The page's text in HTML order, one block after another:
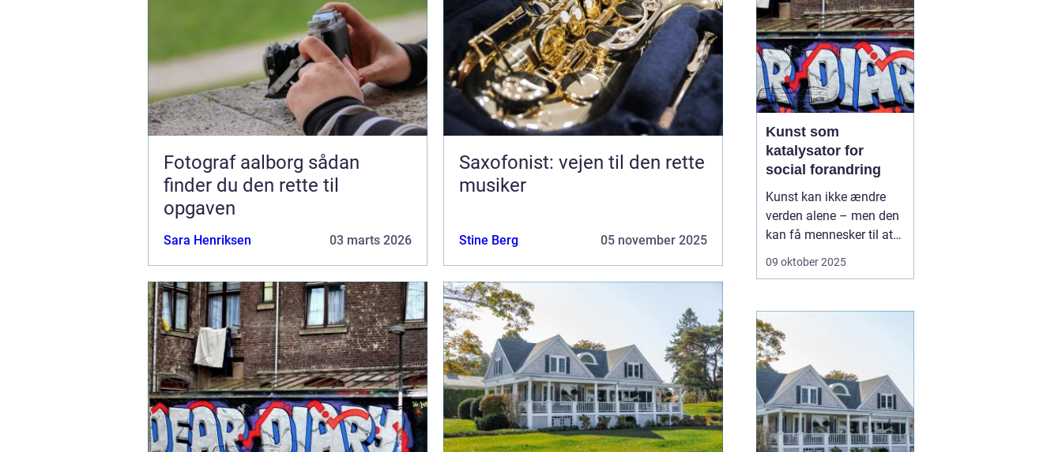
Fotograf aalborg sådan
finder du den rette til
opgaven
Sara Henriksen 03 marts 2026
Saxofonist: vejen til den rette
musiker
Stine Berg 05 november 2025
Kunst som
katalysator for
social forandring
Kunst kan ikke ændre
verden alene – men den
kan få mennesker til at
se verden på en ny
drivkraft for social
forandring: et sprog, der
overskrider politik, klasse
og kultur. ...
09 oktober 2025